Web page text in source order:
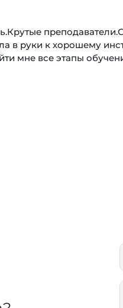
в руки к хорошему
мне все этапы